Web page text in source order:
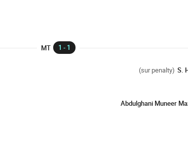
MT 1 - 1
S.
(sur penalty)
Abdulghani Muneer